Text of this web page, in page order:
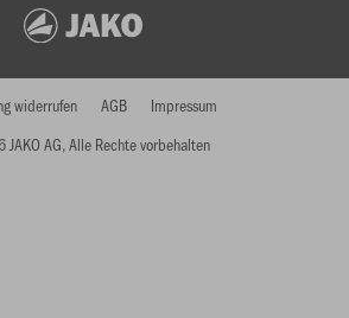
AG, Alle Rechte vorbehalten
widerrufen AGB Impressum